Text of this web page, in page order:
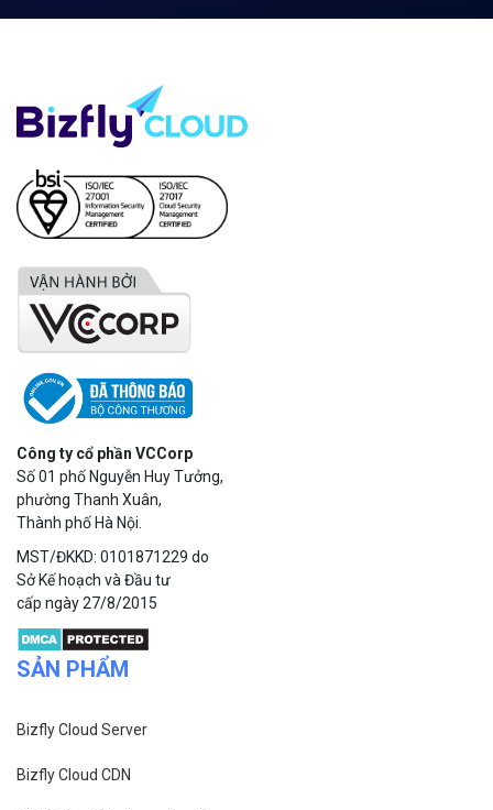
Công ty cổ phần VCCorp
Số 01 phố Nguyễn Huy Tưởng,
phường Thanh Xuân,
Thành phố Hà Nội.
MST/ĐKKD: 0101871229 do
Sở Kế hoạch và Đầu tư
cấp ngày 27/8/2015
SẢN PHẨM
Bizfly Cloud Server
Bizfly Cloud CDN